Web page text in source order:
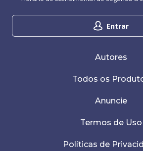
Entrar
Autores
Todos os
Anuncie
Termos de Uso
Políticas de